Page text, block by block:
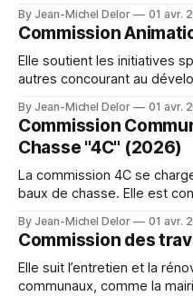
l'écoute des jeunes.
By Jean-Michel Delor 01 avr.
Commission
Elle soutient les initiatives
autres concourant au
associations locales. Nathalie Dubost (1ère Adjointe),
Stépahnie Cunin
Marillac Schmitt
(Conseillère) animent cette
By Jean-Michel Delor 01 avr.
Commission
Chasse "4C" (2026)
La commission 4C se
baux de chasse. Elle est constituée de : * Président : Jean-
Favier (conseiller), * Le directeur départemental des
territoires ou son représentant, * Le trésorier public
représentant, * Le Président de la chambre départementale
d'agriculture ou
By Jean-Michel Delor 01 avr.
Commission des
Elle suit l’entretien et la
communaux, comme la